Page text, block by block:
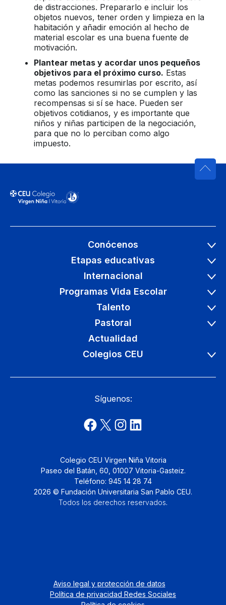
de distracciones. Prepararlo e incluir los
objetos nuevos, tener orden y limpieza en la
habitación y añadir emoción al hecho de
material escolar es una buena fuente de
motivación.
Plantear metas y acordar unos pequeños
objetivos para el próximo curso. Estas
metas podemos resumirlas por escrito, así
como las sanciones si no se cumplen y las
recompensas si sí se hace. Pueden ser
objetivos cotidianos, y es importante que
niños y niñas participen de la negociación,
para que no lo perciban como algo
impuesto.
Conócenos
Etapas educativas
Internacional
Programas Vida Escolar
Talento
Pastoral
Actualidad
Colegios CEU
Síguenos:
Colegio CEU Virgen Niña Vitoria
Paseo del Batán, 60, 01007 Vitoria-Gasteiz.
Teléfono: 945 14 28 74
2026 © Fundación Universitaria San Pablo CEU.
Todos los derechos reservados.
Aviso legal y protección de datos
Política de privacidad Redes Sociales